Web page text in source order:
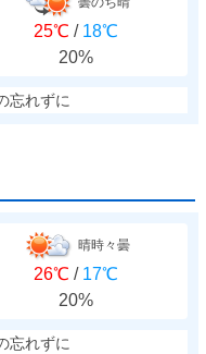
25℃ / 18℃
20%
忘れずに
晴時々曇
26℃ / 17℃
20%
忘れずに